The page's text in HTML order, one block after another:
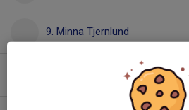
9. Minna Tjernlund